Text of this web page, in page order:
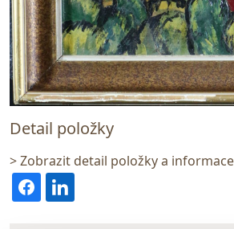
Detail položky
> Zobrazit detail položky a